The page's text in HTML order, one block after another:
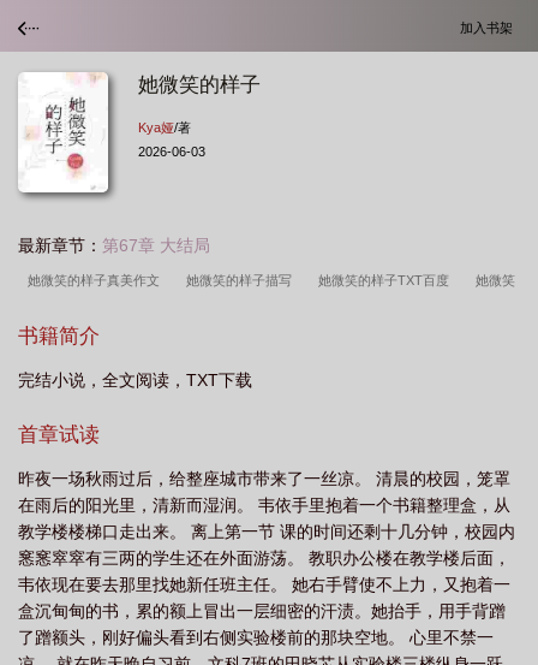
加入书架
她微笑的样子
Kya娅/著
2026-06-03
最新章节： 第67章 大结局
她微笑的样子真美作文 她微笑的样子描写 她微笑的样子TXT百度 她微笑
TXT 她微笑的样子全文免费阅读
美 她微笑的样子 kya娅 她的微笑像
书籍简介
完结小说，全文阅读，TXT下载
首章试读
昨夜一场秋雨过后，给整座城市带来了一丝凉。 清晨的校园，笼罩
在雨后的阳光里，清新而湿润。 韦依手里抱着一个书籍整理盒，从
教学楼楼梯口走出来。 离上第一节 课的时间还剩十几分钟，校园内
窸窸窣窣有三两的学生还在外面游荡。 教职办公楼在教学楼后面，
韦依现在要去那里找她新任班主任。 她右手臂使不上力，又抱着一
盒沉甸甸的书，累的额上冒出一层细密的汗渍。她抬手，用手背蹭
了蹭额头，刚好偏头看到右侧实验楼前的那块空地。 心里不禁一